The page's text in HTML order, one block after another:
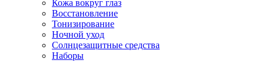
Кожа вокруг глаз
Восстановление
Тонизирование
Ночной уход
Солнцезащитные средства
Наборы